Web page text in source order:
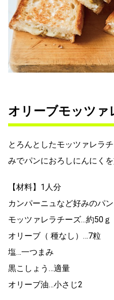
オリーブモッツァ
とろんとしたモッツァレラ
みでパンにおろしにんにく
【材料】1人分
カンパーニュなど好みのパ
モッツァレラチーズ…約50ｇ
オリーブ（ 種なし）…7粒
塩…一つまみ
黒こしょう…適量
オリーブ油…小さじ2